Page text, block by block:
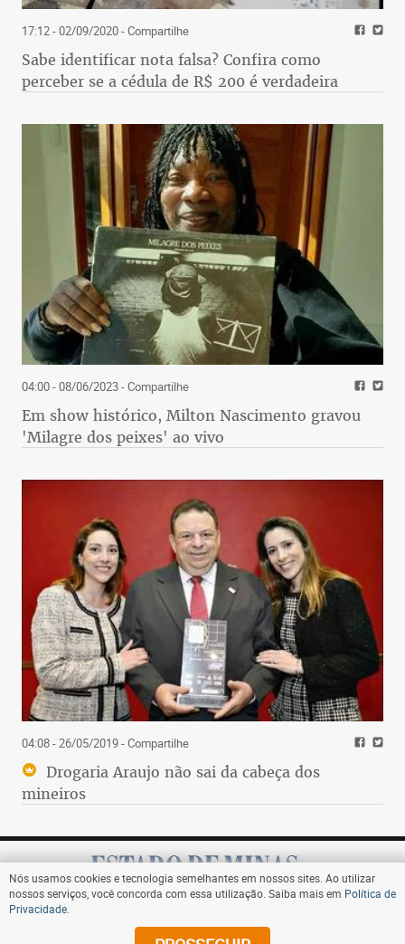
17:12 - 02/09/2020- Compartilhe
Sabe identificar nota falsa? Confira como
perceber se a cédula de R$ 200 é verdadeira
04:00 - 08/06/2023- Compartilhe
Em show histórico, Milton Nascimento gravou
'Milagre dos peixes' ao vivo
04:08 - 26/05/2019- Compartilhe
Drogaria Araujo não sai da cabeça dos
mineiros
Assine
Nós usamos cookies e tecnologia semelhantes em nossos sites. Ao utilizar
nossos serviços, você concorda com essa utilização. Saiba mais em Política de
Privacidade